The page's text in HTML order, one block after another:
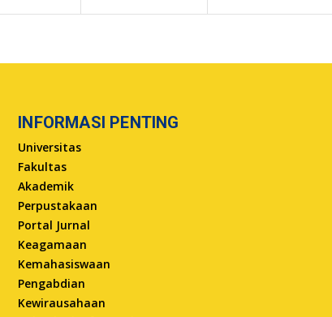
INFORMASI PENTING
Universitas
Fakultas
Akademik
Perpustakaan
Portal Jurnal
Keagamaan
Kemahasiswaan
Pengabdian
Kewirausahaan